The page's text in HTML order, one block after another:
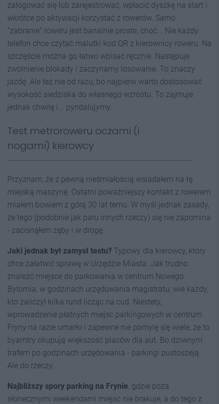
zalogować się lub zarejestrować, wpłacić dyszkę na start i
wkrótce po aktywacji korzystać z rowerów. Samo
"zabranie" roweru jest banalnie proste, choć... Nie każdy
telefon chce czytać malutki kod QR z kierownicy roweru. Na
szczęście można go łatwo wpisać ręcznie. Następuje
zwolnienie blokady i zaczynamy losowanie. To znaczy
jazdę. Ale też nie od razu, bo najpierw warto dostosować
wysokość siedziska do własnego wzrostu. To zajmuje
jednak chwilę i... pyndalujymy.
Test metroroweru oczami (i
nogami) kierowcy
Przyznam, że z pewną nieśmiałością wsiadałem na tę
miejską maszynę. Ostatni poważniejszy kontakt z rowerem
miałem bowiem z górą 30 lat temu. W myśl jednak zasady,
że tego (podobnie jak paru innych rzeczy) się nie zapomina
- zacisnąłem zęby i w drogę.
Jaki jednak był zamysł testu? Typowy dla kierowcy, który
chce załatwić sprawę w Urzędzie Miasta. Jak trudno
znaleźć miejsce do parkowania w centrum Nowego
Bytomia, w godzinach urzędowania magistratu, wie każdy,
kto zaliczył kilka rund licząc na cud. Niestety,
wprowadzenie płatnych miejsc parkingowych w centrum
Fryny na razie umarło i zapewne nie pomylę się wiele, że to
byamtry okupują większość placów dla aut. Bo dziwnym
trafem po godzinach urzędowania - parkingi pustoszeją.
Ale do rzeczy.
Najbliższy spory parking na Frynie, gdzie poza
słonecznymi weekendami miejsc nie brakuje, a do tego z